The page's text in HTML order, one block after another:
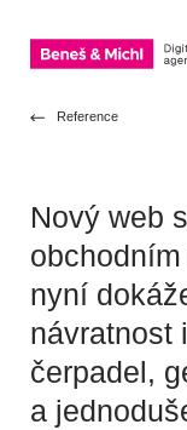
Reference
Nový web
nyní
návratnost
čerpadel,
a